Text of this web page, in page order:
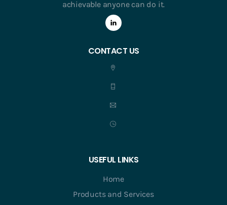
achievable anyone can do it.
CONTACT US
USEFUL LINKS
Home
Products and Services